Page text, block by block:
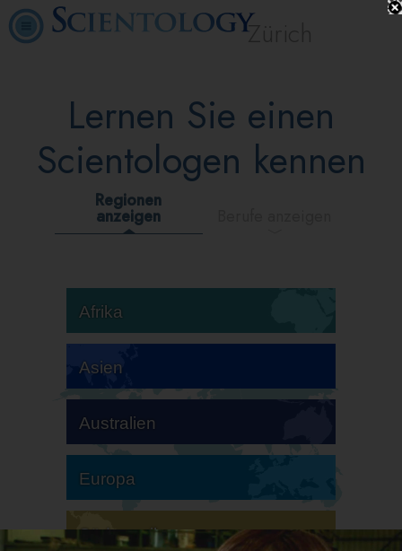
Zürich
Lernen Sie einen
Scientologen kennen
Regionen
anzeigen
Afrika
Asien
Australien
Europa
Südamerika